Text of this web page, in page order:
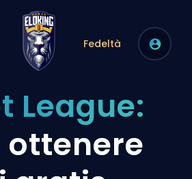
Fedeltà
League:
ottenere